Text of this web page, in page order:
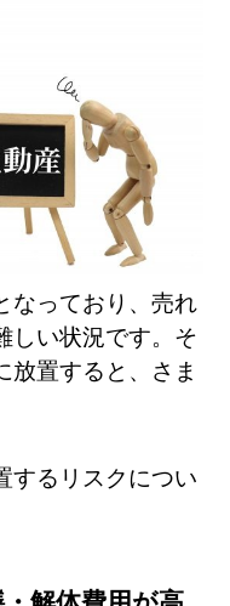
なっており、売れ
しい状況です。そ
放置すると、さま
するリスクについ